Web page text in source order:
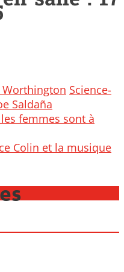
Worthington Science-
Saldaña
femmes sont à
Colin et la musique